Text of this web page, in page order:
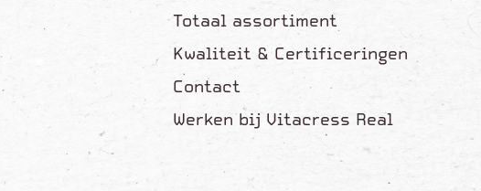
Totaal assortiment
Kwaliteit & Certificeringen
Contact
Werken bij Vitacress Real